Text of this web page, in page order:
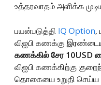
உத்தரவாதம் அளிக்க
பயன்படுத்தி IQ Option,
விஐபி கணக்கு
கணக்கில் சேர 10USD
விஐபி கணக்கிற்கு
தொகையை உறுதி